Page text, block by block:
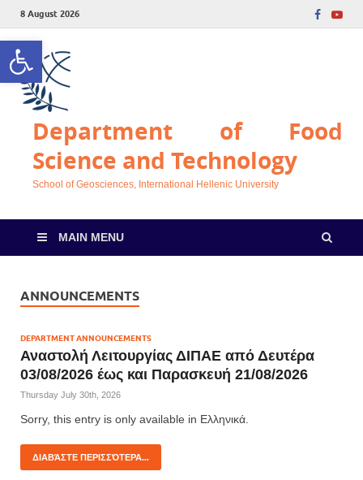
Open toolbar
8 August 2026
Department of Food
Science and Technology
School of Geosciences, International Hellenic University
MAIN MENU
ANNOUNCEMENTS
DEPARTMENT ANNOUNCEMENTS
Αναστολή Λειτουργίας ΔΙΠΑΕ από Δευτέρα
03/08/2026 έως και Παρασκευή 21/08/2026
Thursday July 30th, 2026
Sorry, this entry is only available in Ελληνικά.
ΔΙΑΒΆΣΤΕ ΠΕΡΙΣΣΌΤΕΡΑ...